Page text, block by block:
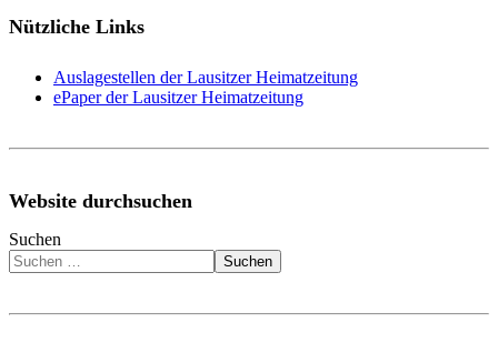
Nützliche Links
Auslagestellen der Lausitzer Heimatzeitung
ePaper der Lausitzer Heimatzeitung
Website durchsuchen
Suchen
Suchen